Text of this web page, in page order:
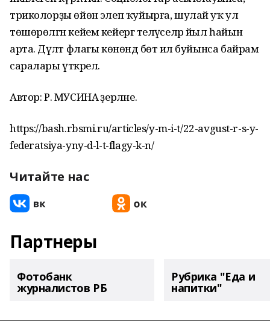
триколорҙы өйөнә элеп ҡуйырға, шулай уҡ ул
төшөрөлгән кейем кейергә теләүселәр йыл һайын
арта. Дәүләт флагы көнөндә бөтә ил буйынса байрам
саралары үткәрелә.
Автор: Р. МУСИНА әҙерләне.
https://bash.rbsmi.ru/articles/y-m-i-t/22-avgust-r-s-y-
federatsiya-yny-d-l-t-flagy-k-n/
Читайте нас
Партнеры
Фотобанк
журналистов РБ
Рубрика "Еда и
напитки"